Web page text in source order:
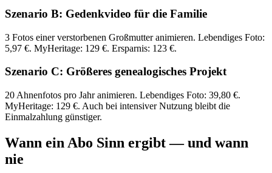
Szenario B: Gedenkvideo für die Familie
3 Fotos einer verstorbenen Großmutter animieren. Lebendiges Foto:
5,97 €. MyHeritage: 129 €. Ersparnis: 123 €.
Szenario C: Größeres genealogisches Projekt
20 Ahnenfotos pro Jahr animieren. Lebendiges Foto: 39,80 €.
MyHeritage: 129 €. Auch bei intensiver Nutzung bleibt die
Einmalzahlung günstiger.
Wann ein Abo Sinn ergibt — und wann
nie